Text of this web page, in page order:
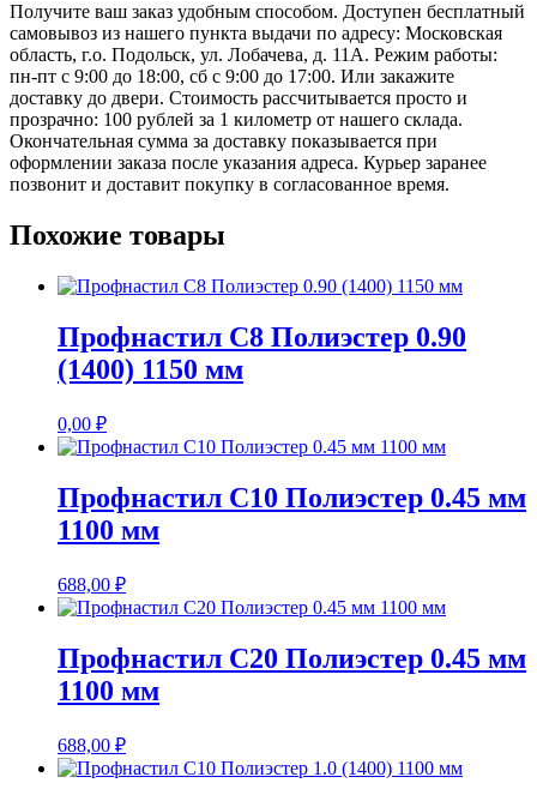
Получите ваш заказ удобным способом. Доступен бесплатный
самовывоз из нашего пункта выдачи по адресу: Московская
область, г.о. Подольск, ул. Лобачева, д. 11А. Режим работы:
пн-пт с 9:00 до 18:00, сб с 9:00 до 17:00. Или закажите
доставку до двери. Стоимость рассчитывается просто и
прозрачно: 100 рублей за 1 километр от нашего склада.
Окончательная сумма за доставку показывается при
оформлении заказа после указания адреса. Курьер заранее
позвонит и доставит покупку в согласованное время.
Похожие товары
Профнастил С8 Полиэстер 0.90
(1400) 1150 мм
0,00 ₽
Профнастил С10 Полиэстер 0.45 мм
1100 мм
688,00 ₽
Профнастил С20 Полиэстер 0.45 мм
1100 мм
688,00 ₽